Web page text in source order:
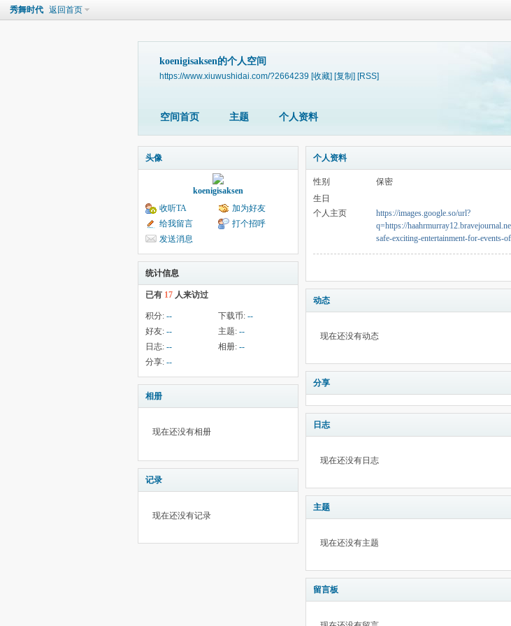
秀舞时代 返回首页
koenigisaksen的个人空间
https://www.xiuwushidai.com/?2664239 [收藏] [复制] [RSS]
空间首页 主题 个人资料
头像
koenigisaksen
收听TA
加为好友
给我留言
打个招呼
发送消息
统计信息
已有 17 人来访过
积分: -- 下载币: --
好友: -- 主题: --
日志: -- 相册: --
分享: --
相册
现在还没有相册
记录
现在还没有记录
个人资料
性别
保密
生日
个人主页
https://images.google.so/url?
q=https://
safe-exciting-entertainment-for-events-
动态
现在还没有动态
分享
日志
现在还没有日志
主题
现在还没有主题
留言板